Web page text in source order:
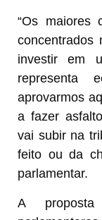
“Os maiores
concentrados
investir em
representa
aprovarmos
a fazer
vai subir na
feito ou da
parlamentar.
A